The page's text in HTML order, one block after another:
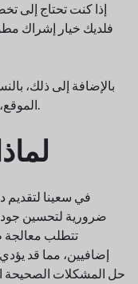
إذا كنت تحتاج إلى
فلديك خيار إشراك
بالإضافة إلى ذلك،
متاح لتلبية تلك الحاجة.
في سعينا لتقديم
ضرورية لتحسين جودة
تتطلب معالجة
إضافيين، مما قد
حل المشكلات الصحيحة